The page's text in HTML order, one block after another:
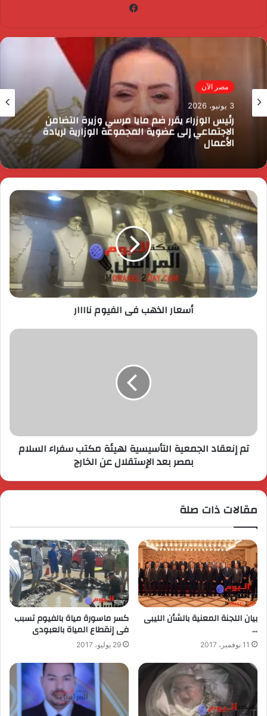
مصر الآن
3 يونيو، 2026
رئيس الوزراء يقرر ضم مايا مرسي وزيرة التضامن
الاجتماعي إلى عضوية المجموعة الوزارية لريادة
الأعمال
أسعار الذهب فى الفيوم ناااار
تم إنعقاد الجمعية التأسيسية لهيئة مكتب سفراء السلام
بمصر بعد الإستقلال عن الخارج
مقالات ذات صلة
بيان اللجنة المعنية بالشأن الليبى
…
11 نوفمبر، 2017
كسر ماسورة مياة بالفيوم تسبب
فى إنقطاع المياة بالعبودى
29 يوليو، 2017